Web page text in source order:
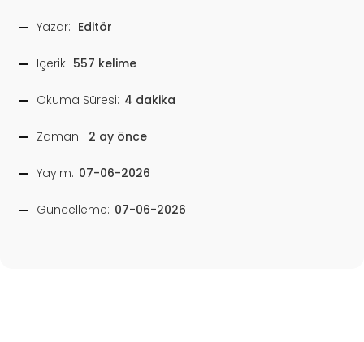
Yazar: Editör
İçerik: 557 kelime
Okuma Süresi: 4 dakika
Zaman: 2 ay önce
Yayım: 07-06-2026
Güncelleme: 07-06-2026